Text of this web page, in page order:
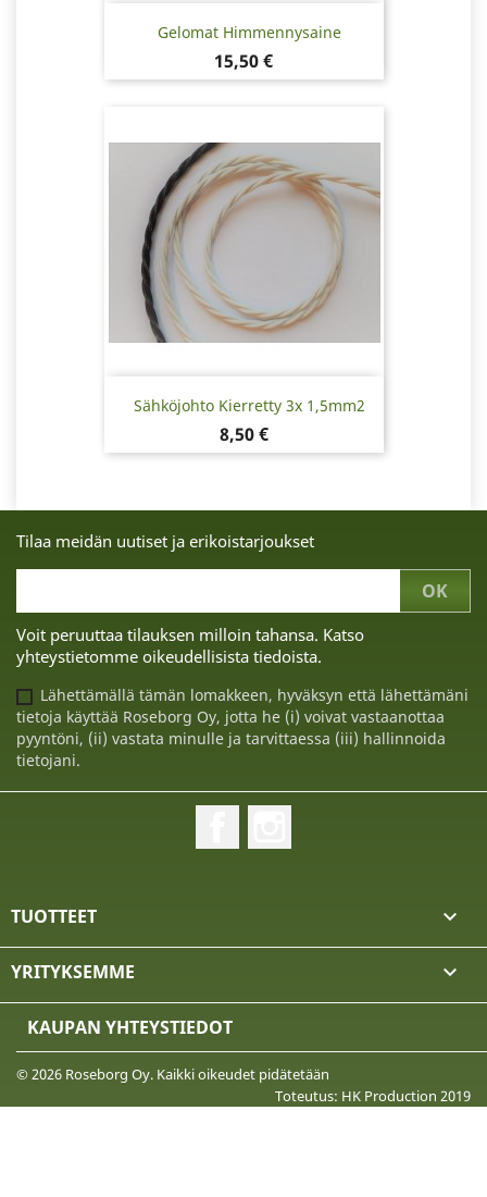
Gelomat Himmennysaine
Hinta
15,50 €
Sähköjohto Kierretty 3x 1,5mm2
Hinta
8,50 €
Tilaa meidän uutiset ja erikoistarjoukset
Voit peruuttaa tilauksen milloin tahansa. Katso
yhteystietomme oikeudellisista tiedoista.
Lähettämällä tämän lomakkeen, hyväksyn että lähettämäni
tietoja käyttää Roseborg Oy, jotta he (i) voivat vastaanottaa
pyyntöni, (ii) vastata minulle ja tarvittaessa (iii) hallinnoida
tietojani.
TUOTTEET 
YRITYKSEMME 
KAUPAN YHTEYSTIEDOT
© 2026 Roseborg Oy. Kaikki oikeudet pidätetään
Toteutus: HK Production 2019